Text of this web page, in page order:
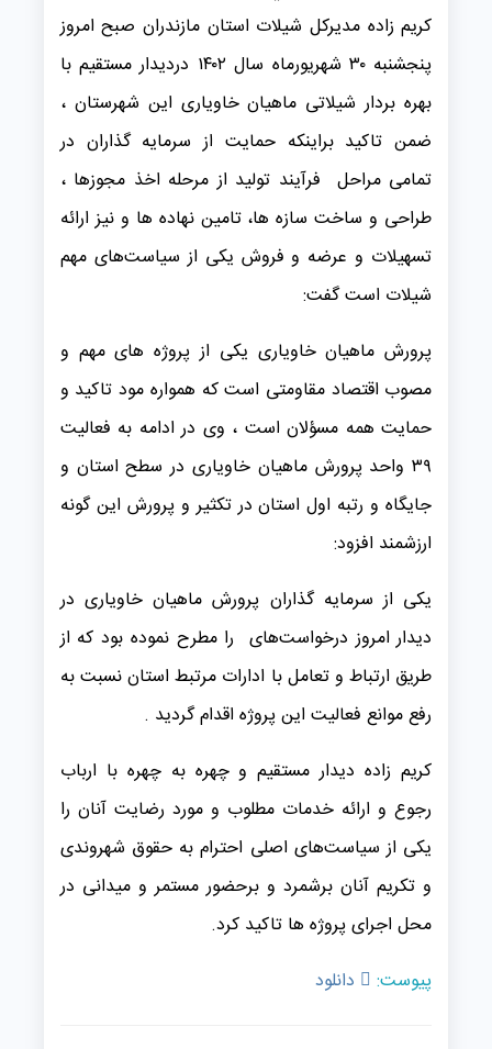
کریم زاده مدیرکل شیلات استان مازندران صبح امروز
پنجشنبه ۳۰ شهریورماه سال ۱۴۰۲ دردیدار مستقیم با
بهره بردار شیلاتی ماهیان خاویاری این شهرستان ،
ضمن تاکید براینکه حمایت از سرمایه گذاران در
تمامی مراحل فرآیند تولید از مرحله اخذ مجوزها ،
طراحی و ساخت سازه ها، تامین نهاده ها و نیز ارائه
تسهیلات و عرضه و فروش یکی از سیاست‌های مهم
شیلات است گفت:
پرورش ماهیان خاویاری یکی از پروژه های مهم و
مصوب اقتصاد مقاومتی است که همواره مود تاکید و
حمایت همه مسؤلان است ، وی در ادامه به فعالیت
۳۹ واحد پرورش ماهیان خاویاری در سطح استان و
جایگاه و رتبه اول استان در تکثیر و پرورش این گونه
ارزشمند افزود:
یکی از سرمایه گذاران پرورش ماهیان خاویاری در
دیدار امروز درخواست‌های را مطرح نموده بود که از
طریق ارتباط و تعامل با ادارات مرتبط استان نسبت به
رفع موانع فعالیت این پروژه اقدام گردید .
کریم زاده دیدار مستقیم و چهره به چهره با ارباب
رجوع و ارائه خدمات مطلوب و مورد رضایت آنان را
یکی از سیاست‌های اصلی احترام به حقوق شهروندی
و تکریم آنان برشمرد و برحضور مستمر و میدانی در
محل اجرای پروژه ها تاکید کرد.
پیوست:
دانلود